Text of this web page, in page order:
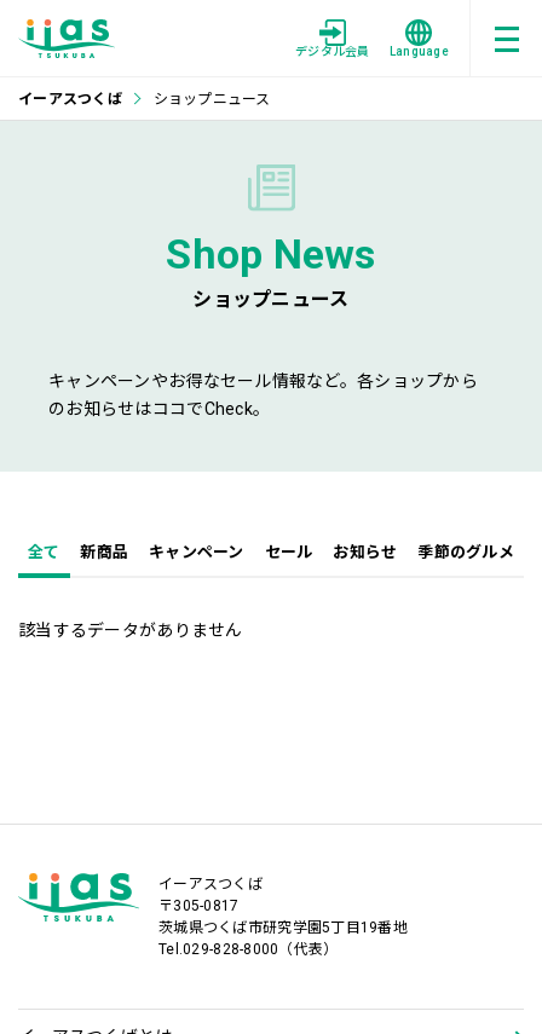
デジタル会員 Language
イーアスつくば ショップニュース
Shop News
ショップニュース
キャンペーンやお得なセール情報など。各ショップから
のお知らせはココでCheck。
全て 新商品 キャンペーン セール お知らせ 季節のグルメ
該当するデータがありません
イーアスつくば
〒305-0817
茨城県つくば市研究学園5丁目19番地
Tel.029-828-8000（代表）